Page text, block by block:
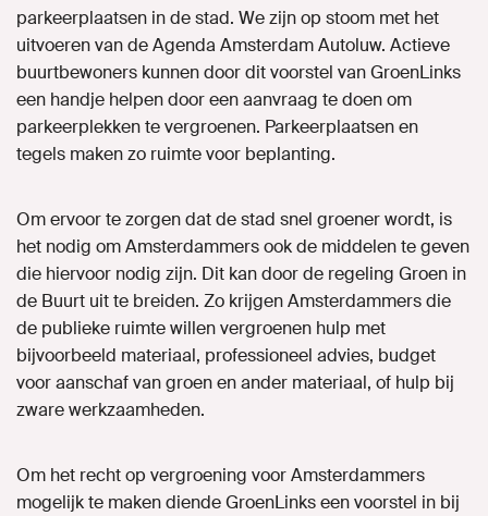
parkeerplaatsen in de stad. We zijn op stoom met het
uitvoeren van de Agenda Amsterdam Autoluw. Actieve
buurtbewoners kunnen door dit voorstel van GroenLinks
een handje helpen door een aanvraag te doen om
parkeerplekken te vergroenen. Parkeerplaatsen en
tegels maken zo ruimte voor beplanting.
Om ervoor te zorgen dat de stad snel groener wordt, is
het nodig om Amsterdammers ook de middelen te geven
die hiervoor nodig zijn. Dit kan door de regeling Groen in
de Buurt uit te breiden. Zo krijgen Amsterdammers die
de publieke ruimte willen vergroenen hulp met
bijvoorbeeld materiaal, professioneel advies, budget
voor aanschaf van groen en ander materiaal, of hulp bij
zware werkzaamheden.
Om het recht op vergroening voor Amsterdammers
mogelijk te makendiende GroenLinks een voorstel in bij